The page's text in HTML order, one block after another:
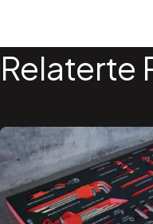
Relaterte